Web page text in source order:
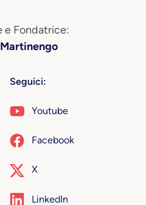
e Fondatrice:
Seguici:
Youtube
Facebook
X
LinkedIn